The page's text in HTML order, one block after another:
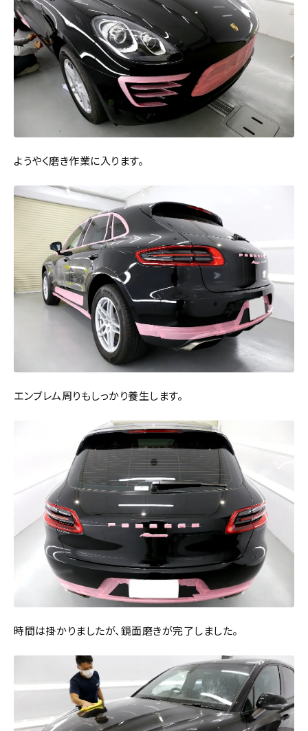
ようやく磨き作業に入ります。
エンブレム周りもしっかり養生します。
時間は掛かりましたが、鏡面磨きが完了しました。